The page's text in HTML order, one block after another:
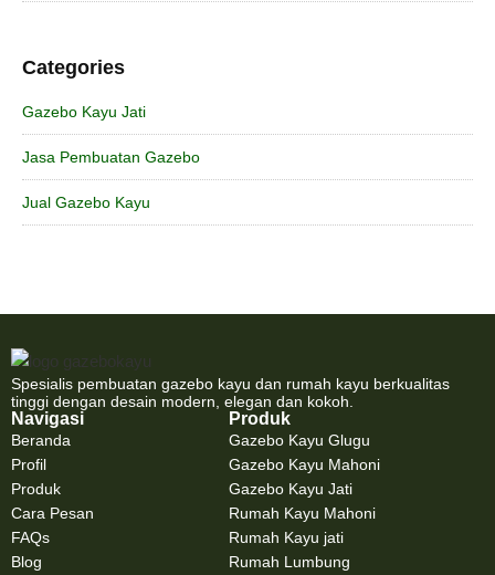
Categories
Gazebo Kayu Jati
Jasa Pembuatan Gazebo
Jual Gazebo Kayu
Spesialis pembuatan gazebo kayu dan rumah kayu berkualitas
tinggi dengan desain modern, elegan dan kokoh.
Navigasi
Beranda
Profil
Produk
Cara Pesan
FAQs
Blog
Produk
Gazebo Kayu Glugu
Gazebo Kayu Mahoni
Gazebo Kayu Jati
Rumah Kayu Mahoni
Rumah Kayu jati
Rumah Lumbung